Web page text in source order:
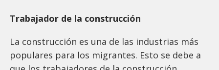
Trabajador de la construcción
La construcción es una de las industrias más
populares para los migrantes. Esto se debe a